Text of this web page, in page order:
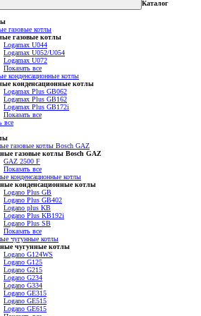
Каталог
газовые котлы
газовые котлы
Logamax U044
Logamax U052/U054
Logamax U072
Показать все
конденсационные котлы
конденсационные котлы
Logamax Plus GB062
Logamax Plus GB162
Logamax Plus GB172i
Показать все
все
газовые котлы Bosch GAZ
газовые котлы Bosch GAZ
GAZ 2500 F
Показать все
конденсационные котлы
конденсационные котлы
Logano Plus GB
Logano Plus GB402
Logano plus KB
Logano Plus KB192i
Logano Plus SB
Показать все
чугунные котлы
чугунные котлы
Logano G124WS
Logano G125
Logano G215
Logano G234
Logano G334
Logano GE315
Logano GE515
Logano GE615